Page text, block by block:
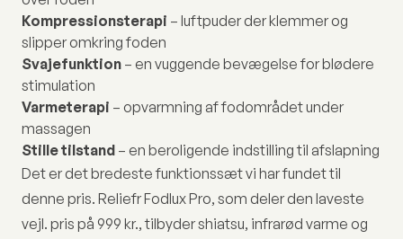
Kompressionsterapi – luftpuder der klemmer og
slipper omkring foden
Svajefunktion – en vuggende bevægelse for blødere
stimulation
Varmeterapi – opvarmning af fodområdet under
massagen
Stille tilstand – en beroligende indstilling til afslapning
Det er det bredeste funktionssæt vi har fundet til
denne pris. Reliefr Fodlux Pro, som deler den laveste
vejl. pris på 999 kr., tilbyder shiatsu, infrarød varme og